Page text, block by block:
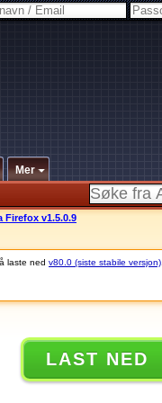
Mer
Firefox v1.5.0.9
laste ned v80.0 (siste stabile versjon)
LAST NED